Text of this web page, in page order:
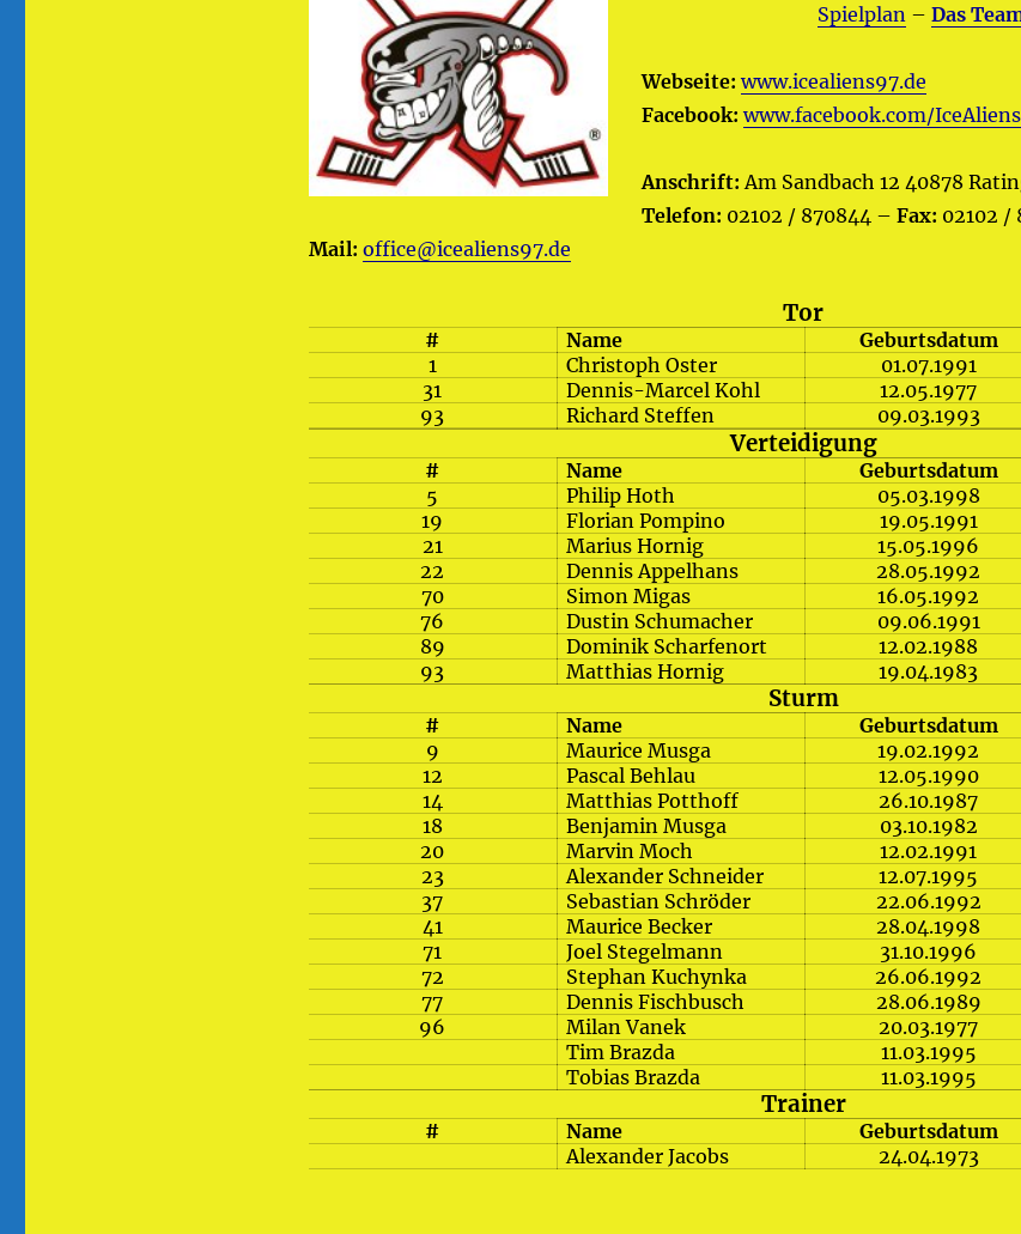
Spielplan – Das
Webseite: www.icealiens97.de
Facebook: www.facebook.com/
Anschrift: Am Sandbach 12 40878
Telefon: 02102 / 870844 – Fax: 02102 /
Mail: office@icealiens97.de
Tor
# Name Geburtsdatum
1
Christoph Oster 01.07.1991
31
Dennis-Marcel Kohl 12.05.1977
93
Richard Steffen 09.03.1993
Verteidigung
# Name Geburtsdatum
5
Philip Hoth 05.03.1998
19
Florian Pompino 19.05.1991
21
Marius Hornig 15.05.1996
22
Dennis Appelhans 28.05.1992
70
Simon Migas 16.05.1992
76
Dustin Schumacher 09.06.1991
89
Dominik Scharfenort 12.02.1988
93
Matthias Hornig 19.04.1983
Sturm
# Name Geburtsdatum
9
Maurice Musga 19.02.1992
12
Pascal Behlau 12.05.1990
14
Matthias Potthoff 26.10.1987
18
Benjamin Musga 03.10.1982
20
Marvin Moch 12.02.1991
23
Alexander Schneider 12.07.1995
37
Sebastian Schröder 22.06.1992
41
Maurice Becker 28.04.1998
71
Joel Stegelmann 31.10.1996
72
Stephan Kuchynka 26.06.1992
77
Dennis Fischbusch 28.06.1989
96
Milan Vanek 20.03.1977
Tim Brazda
11.03.1995
Tobias Brazda
11.03.1995
Trainer
# Name Geburtsdatum
Alexander Jacobs
24.04.1973